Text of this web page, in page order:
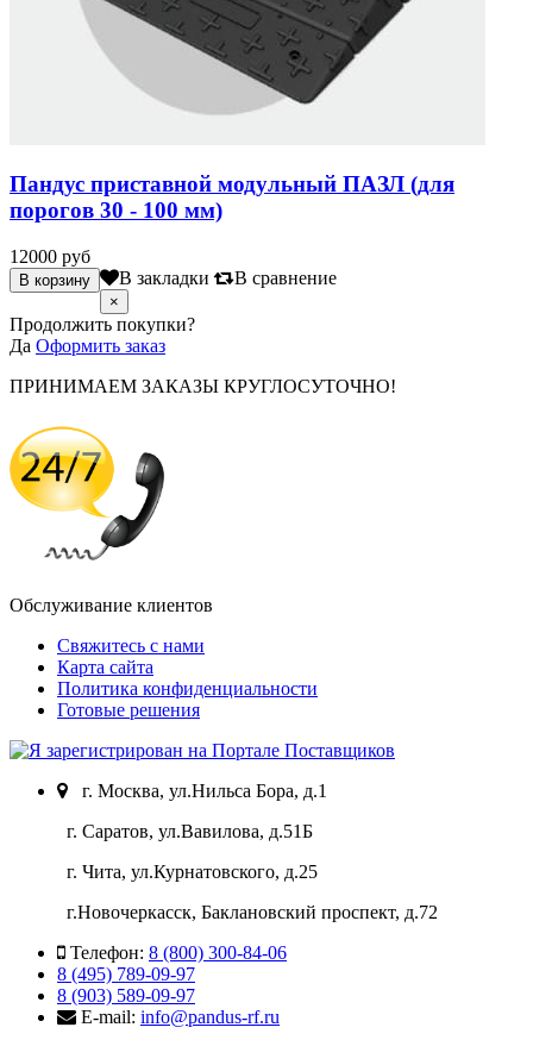
Пандус приставной модульный ПАЗЛ (для
порогов 30 - 100 мм)
12000 руб
В закладки В сравнение
×
Продолжить покупки?
Да Оформить заказ
ПРИНИМАЕМ ЗАКАЗЫ КРУГЛОСУТОЧНО!
Обслуживание клиентов
Свяжитесь с нами
Карта сайта
Политика конфиденциальности
Готовые решения
г. Москва, ул.Нильса Бора, д.1
г. Саратов, ул.Вавилова, д.51Б
г. Чита, ул.Курнатовского, д.25
г.Новочеркасск, Баклановский проспект, д.72
Телефон: 8 (800) 300-84-06
8 (495) 789-09-97
8 (903) 589-09-97
E-mail: info@pandus-rf.ru